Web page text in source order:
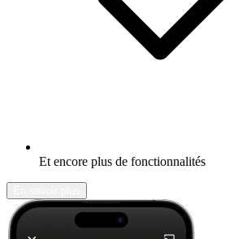
Et encore plus de fonctionnalités